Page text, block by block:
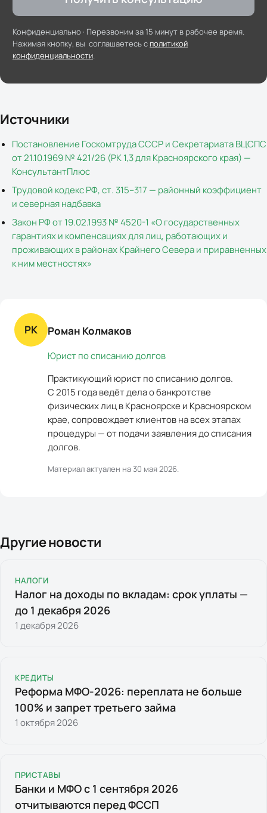
Конфиденциально · Перезвоним за 15 минут в рабочее время.
Нажимая кнопку, вы соглашаетесь с политикой
конфиденциальности.
Источники
Постановление Госкомтруда СССР и Секретариата ВЦСПС
от 21.10.1969 № 421/26 (РК 1,3 для Красноярского края) —
КонсультантПлюс
Трудовой кодекс РФ, ст. 315–317 — районный коэффициент
и северная надбавка
Закон РФ от 19.02.1993 № 4520-1 «О государственных
гарантиях и компенсациях для лиц, работающих и
проживающих в районах Крайнего Севера и приравненных
к ним местностях»
РК Роман Колмаков
Юрист по списанию долгов
Практикующий юрист по списанию долгов.
С 2015 года ведёт дела о банкротстве
физических лиц в Красноярске и Красноярском
крае, сопровождает клиентов на всех этапах
процедуры — от подачи заявления до списания
долгов.
Материал актуален на30 мая 2026.
Другие новости
НАЛОГИ
Налог на доходы по вкладам: срок уплаты —
до 1 декабря 2026
1 декабря 2026
КРЕДИТЫ
Реформа МФО-2026: переплата не больше
100% и запрет третьего займа
1 октября 2026
ПРИСТАВЫ
Банки и МФО с 1 сентября 2026
отчитываются перед ФССП